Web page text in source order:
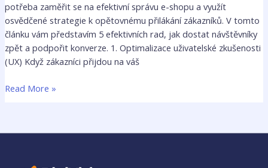
potřeba zaměřit se na efektivní správu e-shopu a využít
osvědčené strategie k opětovnému přilákání zákazníků. V tomto
článku vám představím 5 efektivních rad, jak dostat návštěvníky
zpět a podpořit konverze. 1. Optimalizace uživatelské zkušenosti
(UX) Když zákazníci přijdou na váš
Read More »